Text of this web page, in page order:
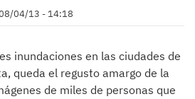
04/13 - 14:18
inundaciones en las ciudades de
queda el regusto amargo de la
de miles de personas que